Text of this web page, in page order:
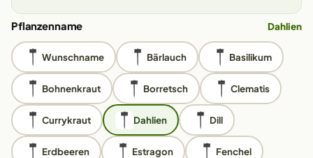
Pflanzenname Dahlien
Wunschname Bärlauch Basilikum
Bohnenkraut Borretsch Clematis
Currykraut Dahlien Dill
Erdbeeren Estragon Fenchel